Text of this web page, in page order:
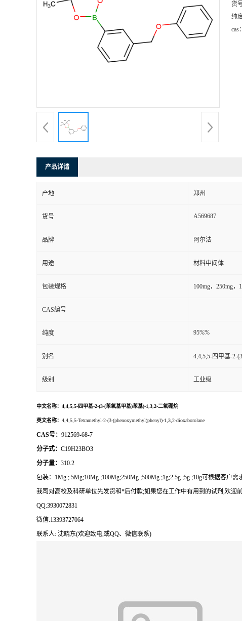
货
纯
cas：
产品详请
产地 郑州
货号 A569687
品牌 阿尔法
用途 材料中间体
包装规格 100mg，250mg
CAS编号
纯度 95%%
别名 4,4,5,5-四甲基-2-
级别 工业级
中文名称： 4,4,5,5-四甲基-2-(3-(苯氧基甲基)苯基)-1,3,2-二氧硼烷
英文名称： 4,4,5,5-Tetramethyl-2-(3-(phenoxymethyl)phenyl)-1,3,2-dioxaborolane
CAS号： 912569-68-7
分子式： C19H23BO3
分子量： 310.2
包装： 1Mg ; 5Mg;10Mg ;100Mg;250Mg ;500Mg ;1g;2.5g ;5g ;10g可根据客户需
我司对高校及科研单位先发货和*后付款;如果您在工作中有用到的试剂,欢迎
QQ:3930072831
微信:13393727064
联系人: 沈晓东(欢迎致电,或QQ、微信联系)